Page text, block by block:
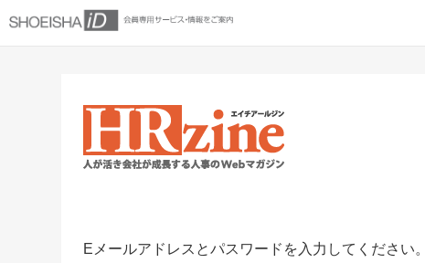
Eメールアドレスとパスワードを入力してください。